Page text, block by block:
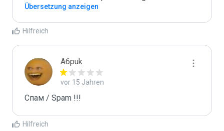
Übersetzung anzeigen
Hilfreich
A6puk
vor 15 Jahren
Спам / Spam !!!
Hilfreich